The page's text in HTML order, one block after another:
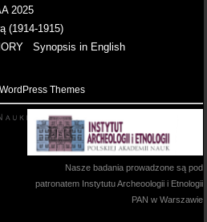
2025
(1914-1915)
Synopsis in English
Themes
Nasze badania prowadzone są pod
patronatem Instytutu Archeoologii i Etnologii
PAN w Warszawie